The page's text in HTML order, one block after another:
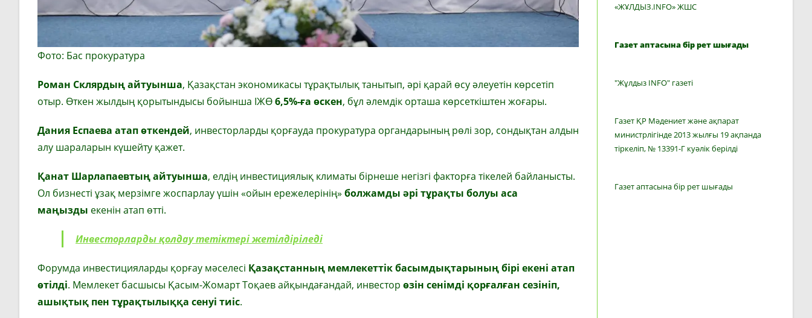
Фото: Бас прокуратура
Роман Склярдың айтуынша, Қазақстан экономикасы тұрақтылық танытып, әрі қарай өсу әлеуетін көрсетіп
отыр. Өткен жылдың қорытындысы бойынша ІЖӨ6,5%-ға өскен, бұл әлемдік орташа көрсеткіштен жоғары.
Дания Еспаева атап өткендей, инвесторларды қорғауда прокуратура органдарының рөлі зор, сондықтан алдын
алу шараларын күшейту қажет.
Қанат Шарлапаевтың айтуынша, елдің инвестициялық климаты бірнеше негізгі факторға тікелей байланысты.
Ол бизнесті ұзақ мерзімге жоспарлау үшін «ойын ережелерінің» болжамды әрі тұрақты болуы аса
маңызды екенін атап өтті.
Инвесторларды қолдау тетіктері жетілдіріледі
Форумда инвестицияларды қорғау мәселесі Қазақстанның мемлекеттік басымдықтарының бірі екені атап
өтілді. Мемлекет басшысы Қасым-Жомарт Тоқаевайқындағандай, инвестор өзін сенімді қорғалған сезініп,
ашықтық пен тұрақтылыққа сенуі тиіс.
«ЖҰЛДЫЗ.INFO» ЖШС
Газет аптасына бір рет шығады
"Жұлдыз INFO" газеті
Газет ҚР Мәдениет және ақпарат
министрлігінде 2013 жылғы 19 ақпанда
тіркеліп, № 13391-Г куәлік берілді
Газет аптасына бір рет шығады